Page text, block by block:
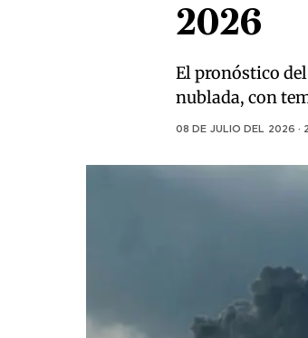
2026
El pronóstico
nublada, con
08 DE JULIO DEL 2026 ·